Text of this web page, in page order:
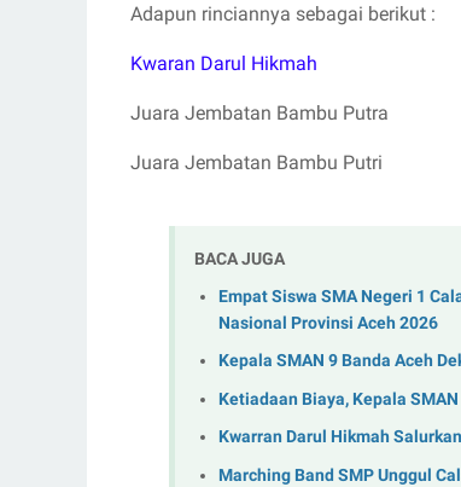
Adapun rinciannya sebagai berikut :
Kwaran Darul Hikmah
Juara Jembatan Bambu Putra
Juara Jembatan Bambu Putri
BACA JUGA
Empat Siswa SMA Negeri 1
Nasional Provinsi Aceh 2026
Kepala SMAN 9 Banda Aceh
Ketiadaan Biaya, Kepala
Kwarran Darul Hikmah
Marching Band SMP Unggul